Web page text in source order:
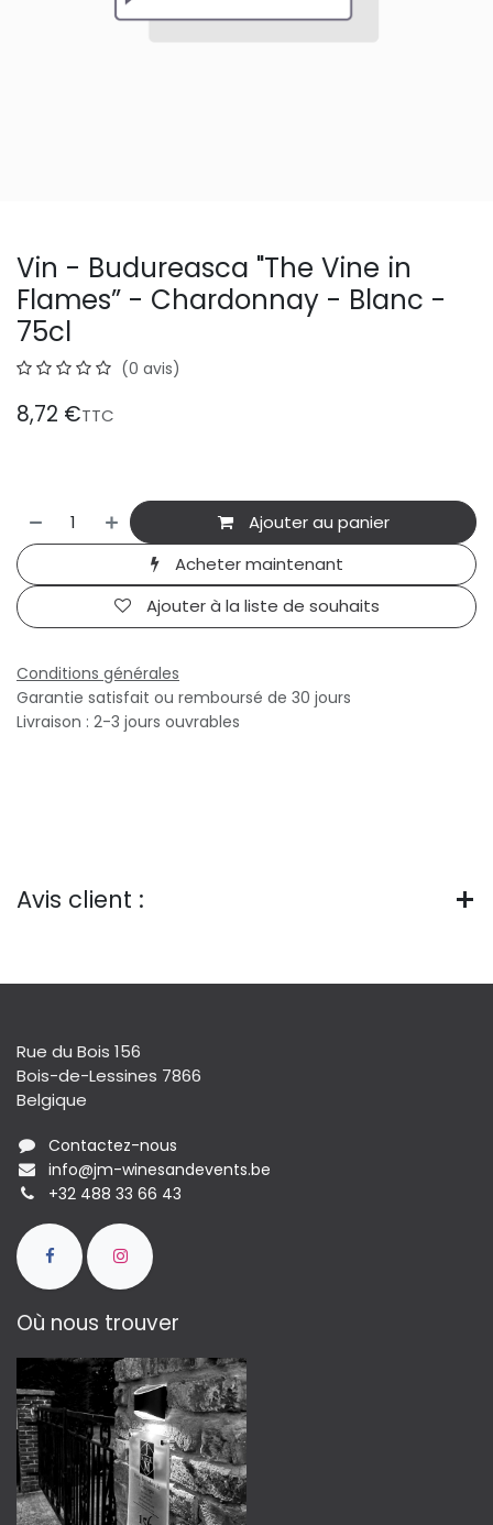
Vin - Budureasca "The Vine in
Flames” - Chardonnay - Blanc -
75cl
(0 avis)
8,72 €TTC
Ajouter au panier
Acheter maintenant
Ajouter à la liste de souhaits
Conditions générales
Garantie satisfait ou remboursé de 30 jours
Livraison : 2-3 jours ouvrables
Avis client :
Rue du Bois 156
Bois-de-Lessines 7866
Belgique
Contactez-nous
info@jm-winesandevents.be
+32 488 33 66 43
Où nous trouver